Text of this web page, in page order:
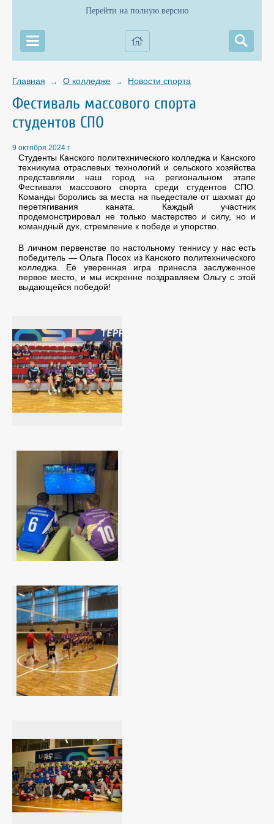
Перейти на полную версию
Главная → О колледже → Новости спорта
Фестиваль массового спорта
студентов СПО
9 октября 2024 г.
Студенты Канского политехнического колледжа и Канского
техникума отраслевых технологий и сельского хозяйства
представляли наш город на региональном этапе
Фестиваля массового спорта среди студентов СПО.
Команды боролись за места на пьедестале от шахмат до
перетягивания каната. Каждый участник
продемонстрировал не только мастерство и силу, но и
командный дух, стремление к победе и упорство.
В личном первенстве по настольному теннису у нас есть
победитель — Ольга Посох из Канского политехнического
колледжа. Её уверенная игра принесла заслуженное
первое место, и мы искренне поздравляем Ольгу с этой
выдающейся победой!